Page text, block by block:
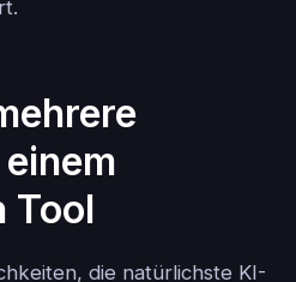
Tool
die natürlichste KI-